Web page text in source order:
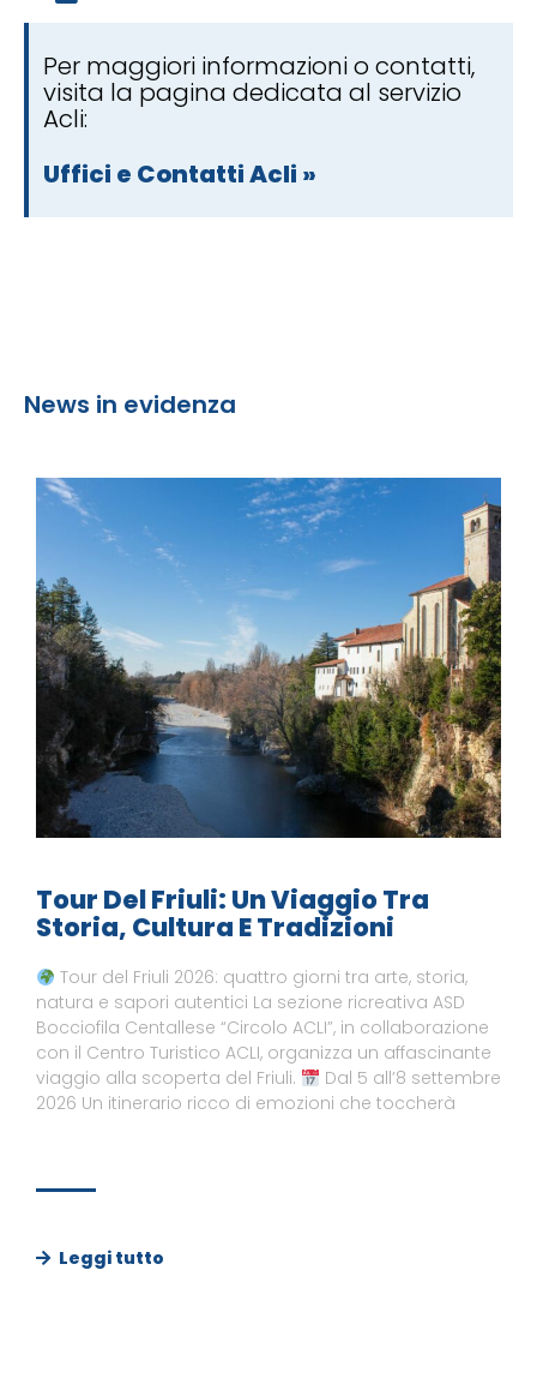
Per maggiori informazioni o contatti,
visita la pagina dedicata al servizio
Acli:
Uffici e Contatti Acli »
News in evidenza
Tour Del Friuli: Un Viaggio Tra
Storia, Cultura E Tradizioni
Tour del Friuli 2026: quattro giorni tra arte, storia,
natura e sapori autentici La sezione ricreativa ASD
Bocciofila Centallese “Circolo ACLI”, in collaborazione
con il Centro Turistico ACLI, organizza un affascinante
viaggio alla scoperta del Friuli.
Dal 5 all’8 settembre
2026 Un itinerario ricco di emozioni che toccherà
Leggi tutto